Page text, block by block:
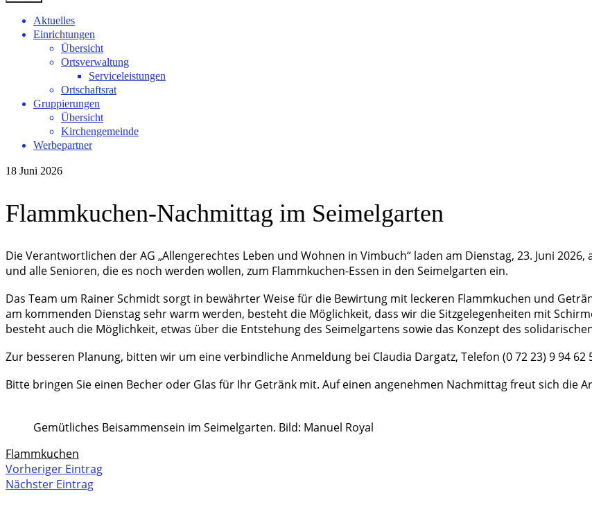
Aktuelles
Einrichtungen
Übersicht
Ortsverwaltung
Serviceleistungen
Ortschaftsrat
Gruppierungen
Übersicht
Kirchengemeinde
Werbepartner
18 Juni 2026
Flammkuchen-Nachmittag im Seimelgarten
Die Verantwortlichen der AG „Allengerechtes Leben und Wohnen in Vimbuch“ laden am Dienstag, 23. Juni
und alle Senioren, die es noch werden wollen, zum Flammkuchen-Essen in den Seimelgarten ein.
Das Team um Rainer Schmidt sorgt in bewährter Weise für die Bewirtung mit leckeren Flammkuchen und
am kommenden Dienstag sehr warm werden, besteht die Möglichkeit, dass wir die Sitzgelegenheiten mit
besteht auch die Möglichkeit, etwas über die Entstehung des Seimelgartens sowie das Konzept des
Zur besseren Planung, bitten wir um eine verbindliche Anmeldung bei Claudia Dargatz, Telefon (0 72 23) 9 94 62
Bitte bringen Sie einen Becher oder Glas für Ihr Getränk mit. Auf einen angenehmen Nachmittag freut sich die
Gemütliches Beisammensein im Seimelgarten. Bild: Manuel Royal
Flammkuchen
Vorheriger Eintrag
Nächster Eintrag